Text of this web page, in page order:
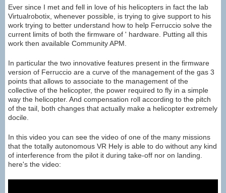
Ever since I met and fell in love of his helicopters in fact the lab
Virtualrobotix, whenever possible, is trying to give support to his
work trying to better understand how to help Ferruccio solve the
current limits of both the firmware of ' hardware. Putting all this
work then available Community APM.
In particular the two innovative features present in the firmware
version of Ferruccio are a curve of the management of the gas 3
points that allows to associate to the management of the
collective of the helicopter, the power required to fly in a simple
way the helicopter. And compensation roll according to the pitch
of the tail, both changes that actually make a helicopter extremely
docile.
In this video you can see the video of one of the many missions
that the totally autonomous VR Hely is able to do without any kind
of interference from the pilot it during take-off nor on landing.
here's the video: